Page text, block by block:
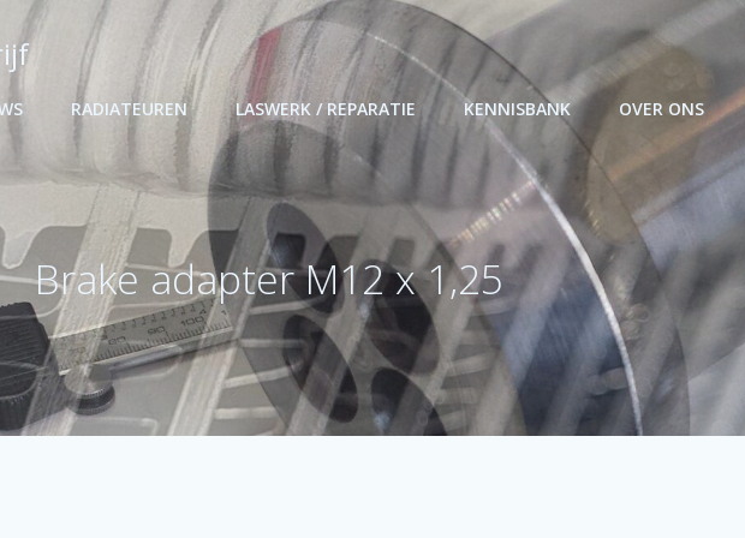
RADIATEUREN LASWERK / REPARATIE KENNISBANK OVER ONS
Brake adapter M12 x 1,25